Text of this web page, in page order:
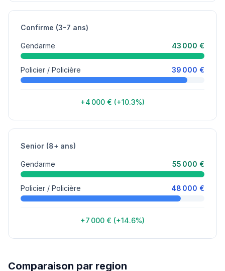
Confirme (3-7 ans)
Gendarme 43 000 €
Policier / Policière 39 000 €
+4 000 € (+10.3%)
Senior (8+ ans)
Gendarme 55 000 €
Policier / Policière 48 000 €
+7 000 € (+14.6%)
Comparaison par region